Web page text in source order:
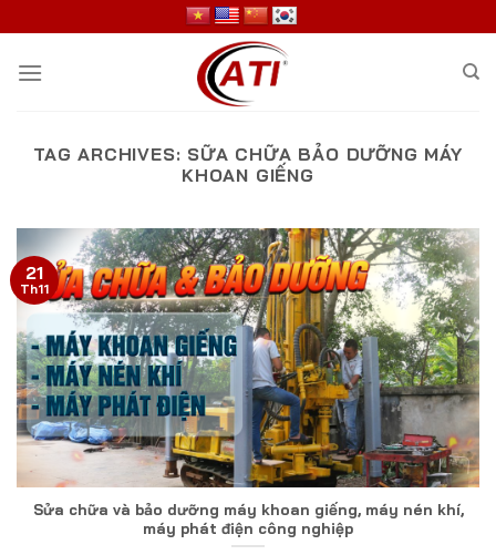
to
content
TAG ARCHIVES: SỮA CHỮA BẢO DƯỠNG MÁY
KHOAN GIẾNG
Sửa chữa và bảo dưỡng máy khoan giếng, máy nén khí,
máy phát điện công nghiệp
21
Th11